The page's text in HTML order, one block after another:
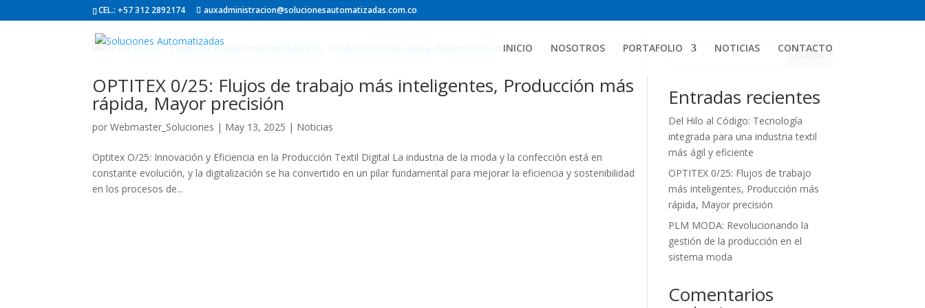
CEL.: +57 312 2892174 auxadministracion@solucionesautomatizadas.com.co
INICIO NOSOTROS PORTAFOLIO NOTICIAS CONTACTO
OPTITEX 0/25: Flujos de trabajo más inteligentes, Producción más
rápida, Mayor precisión
porWebmaster_Soluciones | May 13, 2025 | Noticias
Optitex O/25: Innovación y Eficiencia en la Producción Textil Digital La industria de la moda y la confección está en
constante evolución, y la digitalización se ha convertido en un pilar fundamental para mejorar la eficiencia y sostenibilidad
en los procesos de...
Buscar
Entradas recientes
Del Hilo al Código: Tecnología
integrada para una industria textil
más ágil y eficiente
OPTITEX 0/25: Flujos de trabajo
más inteligentes, Producción más
rápida, Mayor precisión
PLM MODA: Revolucionando la
gestión de la producción en el
sistema moda
Comentarios